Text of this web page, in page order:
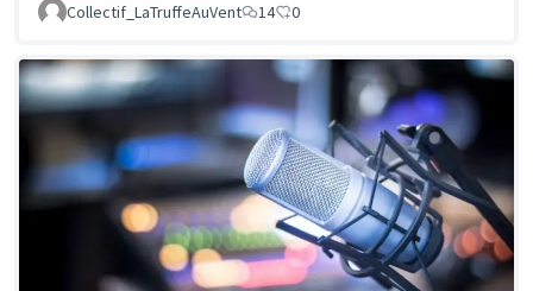
Collectif_LaTruffeAuVent
14 0